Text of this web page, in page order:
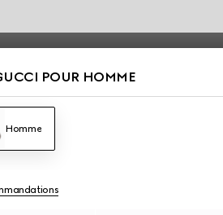
d’été, rehaussés des codes de la Maison,
POUR HOMME
Homme